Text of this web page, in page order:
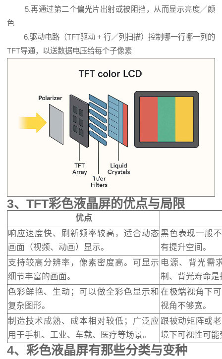
5.再通过第二个偏光片出射或被阻挡，从而显示亮度／颜
色
6.驱动电路（TFT驱动 + 行／列扫描）控制哪一行哪一列的
TFT导通，以送数据电压给每个子像素
3、TFT彩色液晶屏的优点与局限
优点
响应速度快、刷新频率较高，适合动态
画面（视频、动画）显示。
黑色表现一般
有提升空间。
支持较高分辨率，像素密度高。可显示
细节丰富的画面。
电源、背光需
制、背光寿命是
色彩鲜艳、生动；可以做全彩色显示和
复杂图形。
在极端视角下
视角不够宽。
制造技术成熟、成本相对较低；广泛应
用于手机、工业、车载、医疗等场景。
跟被动矩阵或
境下可视性可
4、彩色液晶屏有那些分类与变种